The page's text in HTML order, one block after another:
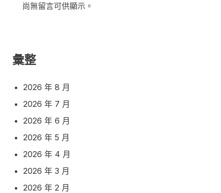
尚無留言可供顯示。
彙整
2026 年 8 月
2026 年 7 月
2026 年 6 月
2026 年 5 月
2026 年 4 月
2026 年 3 月
2026 年 2 月